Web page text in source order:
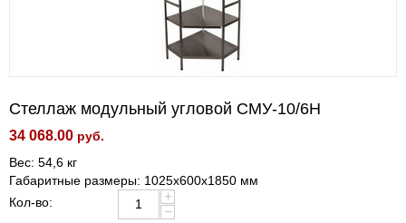
Стеллаж модульный угловой СМУ-10/6Н
34 068.00 руб.
Вес: 54,6 кг
Габаритные размеры: 1025х600х1850 мм
Кол-во:
+
−